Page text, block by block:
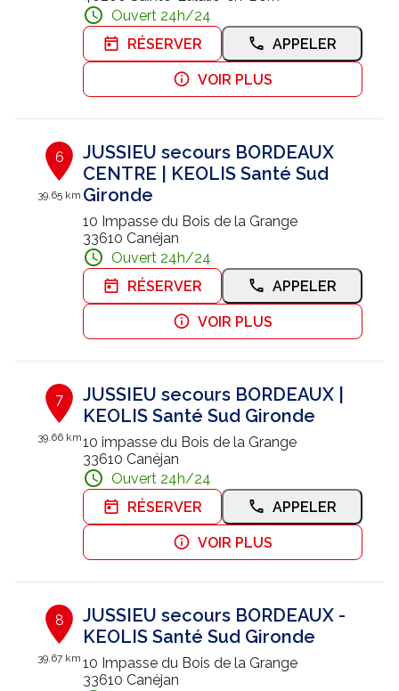
Ouvert 24h/24
RÉSERVER
APPELER
VOIR PLUS
6
39.65 km
JUSSIEU secours BORDEAUX
CENTRE | KEOLIS Santé Sud
Gironde
10 Impasse du Bois de la Grange
33610 Canéjan
Ouvert 24h/24
RÉSERVER
APPELER
VOIR PLUS
7
39.66 km
JUSSIEU secours BORDEAUX |
KEOLIS Santé Sud Gironde
10 impasse du Bois de la Grange
33610 Canéjan
Ouvert 24h/24
RÉSERVER
APPELER
VOIR PLUS
8
39.67 km
JUSSIEU secours BORDEAUX -
KEOLIS Santé Sud Gironde
10 Impasse du Bois de la Grange
33610 Canéjan